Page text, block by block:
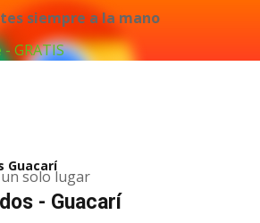
siempre a la mano
GRATIS
solo lugar
Guacarí
- Guacarí